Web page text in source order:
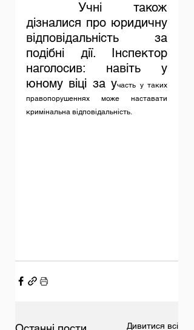
дізналися про юридичну
відповідальність за
подібні дії. Інспектор
наголосив: навіть у
юному віці за участь у таких
правопорушеннях може наставати
кримінальна відповідальність.
Дивитися всі